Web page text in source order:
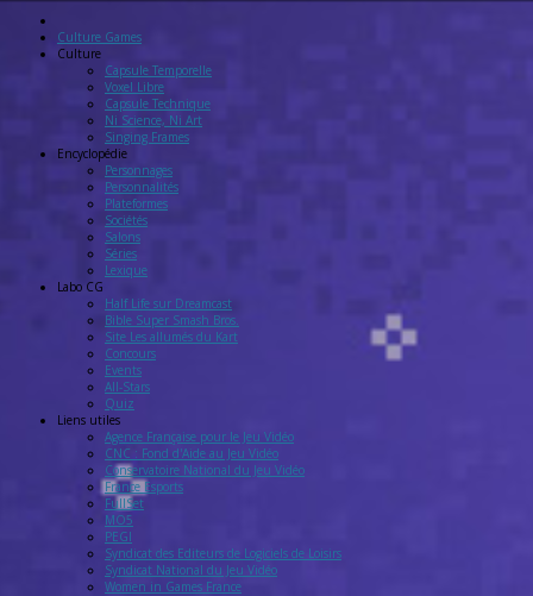
Culture Games
Culture
Capsule Temporelle
Voxel Libre
Capsule Technique
Ni Science, Ni Art
Singing Frames
Encyclopédie
Personnages
Personnalités
Plateformes
Sociétés
Salons
Séries
Lexique
Labo CG
Half Life sur Dreamcast
Bible Super Smash Bros.
Site Les allumés du Kart
Concours
Events
All-Stars
Quiz
Liens utiles
Agence Française pour le Jeu Vidéo
CNC : Fond d'Aide au Jeu Vidéo
Conservatoire National du Jeu Vidéo
France Esports
FullSet
MO5
PEGI
Syndicat des Editeurs de Logiciels de Loisirs
Syndicat National du Jeu Vidéo
Women in Games France